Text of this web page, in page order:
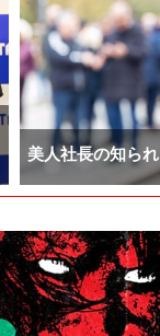
美人社長の知ら